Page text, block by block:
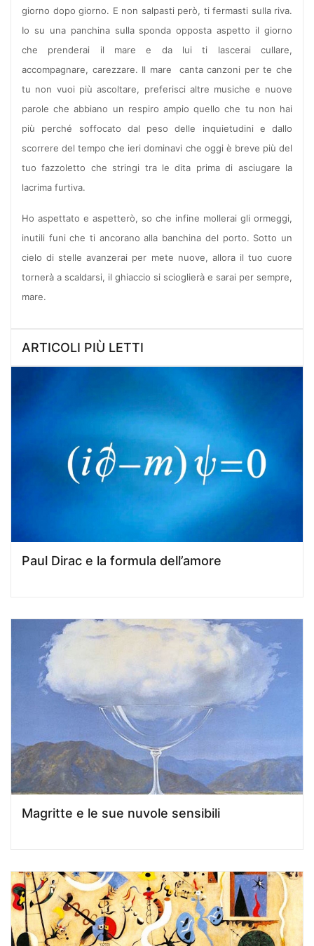
giorno dopo giorno. E non salpasti però, ti fermasti sulla riva.
Io su una panchina sulla sponda opposta aspetto il giorno
che prenderai il mare e da lui ti lascerai cullare,
accompagnare, carezzare. Il mare canta canzoni per te che
tu non vuoi più ascoltare, preferisci altre musiche e nuove
parole che abbiano un respiro ampio quello che tu non hai
più perché soffocato dal peso delle inquietudini e dallo
scorrere del tempo che ieri dominavi che oggi è breve più del
tuo fazzoletto che stringi tra le dita prima di asciugare la
lacrima furtiva.
Ho aspettato e aspetterò, so che infine mollerai gli ormeggi,
inutili funi che ti ancorano alla banchina del porto. Sotto un
cielo di stelle avanzerai per mete nuove, allora il tuo cuore
tornerà a scaldarsi, il ghiaccio si scioglierà e sarai per sempre,
mare.
ARTICOLI PIÙ LETTI
Paul Dirac e la formula dell’amore
Magritte e le sue nuvole sensibili